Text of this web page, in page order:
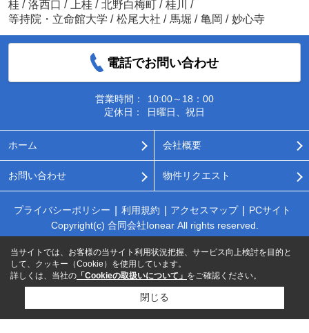
桂 / 洛西口 / 上桂 / 北野白梅町 / 桂川 /
等持院・立命館大学 / 松尾大社 / 馬堀 / 亀岡 / 妙心寺
電話でお問い合わせ
営業時間：
10:00～18：00
定休日：
日曜日、祝日
ホーム 会社概要
お問い合わせ 物件リクエスト
プライバシーポリシー 利用規約 アクセスマップ
PCサイト
Copyright(c) 合同会社Ionear All rights reserved.
当サイトでは、お客様の当サイト利用状況把握、サービス向上検討を目的と
して、クッキー（Cookie）を使用しています。
詳しくは、当社の 「Cookieの取扱いについて」 をご確認ください。
閉じる